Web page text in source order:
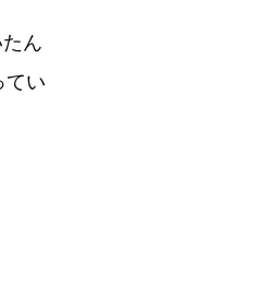
ん
てい